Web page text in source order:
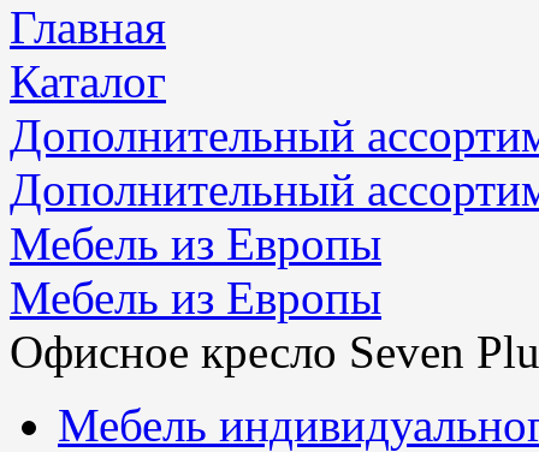
Главная
Каталог
Дополнительный
Дополнительный
Мебель из Европы
Мебель из Европы
Офисное кресло Seven
Мебель